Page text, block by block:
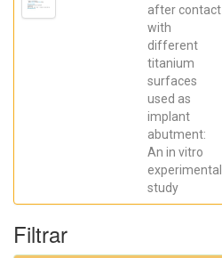
after contact
with
different
titanium
surfaces
used as
implant
abutment:
An in vitro
experimental
study
Filtrar